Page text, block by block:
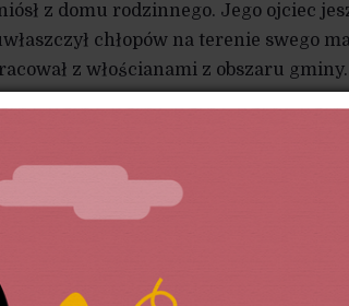
z domu rodzinnego. Jego ojciec
chłopów na terenie swego
z włościanami z obszaru gminy.
i wszedł w skład tajnej
Polskiego. Jej program
w obronie interesów najbiedniejszych.
socjalistyczne, jednak jak pisał Józef
szkole zraził się do socjalizmu,
a wyznawanymi przez nich